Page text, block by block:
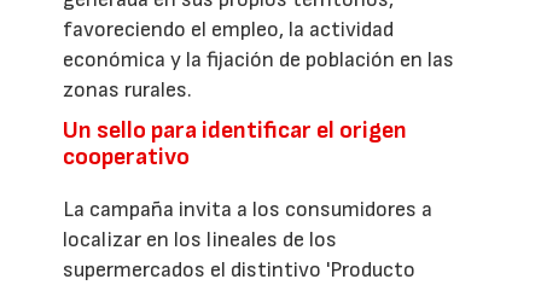
favoreciendo el empleo, la actividad
económica y la fijación de población en las
zonas rurales.
Un sello para identificar el origen
cooperativo
La campaña invita a los consumidores a
localizar en los lineales de los
supermercados el distintivo 'Producto